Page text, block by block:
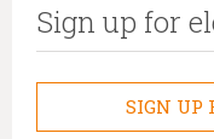
Sign up for
SIGN UP